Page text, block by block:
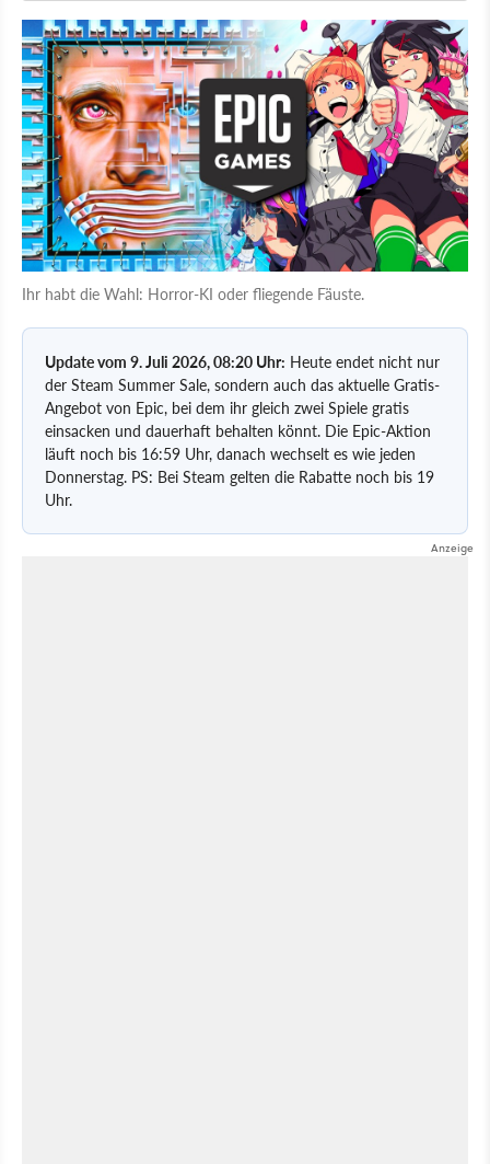
Ihr habt die Wahl: Horror-KI oder fliegende Fäuste.
Update vom 9. Juli 2026, 08:20 Uhr: Heute endet nicht nur
der Steam Summer Sale, sondern auch das aktuelle Gratis-
Angebot von Epic, bei dem ihr gleich zwei Spiele gratis
einsacken und dauerhaft behalten könnt. Die Epic-Aktion
läuft noch bis 16:59 Uhr, danach wechselt es wie jeden
Donnerstag. PS: Bei Steam gelten die Rabatte noch bis 19
Uhr.